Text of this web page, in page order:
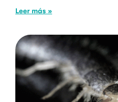
Leer más »